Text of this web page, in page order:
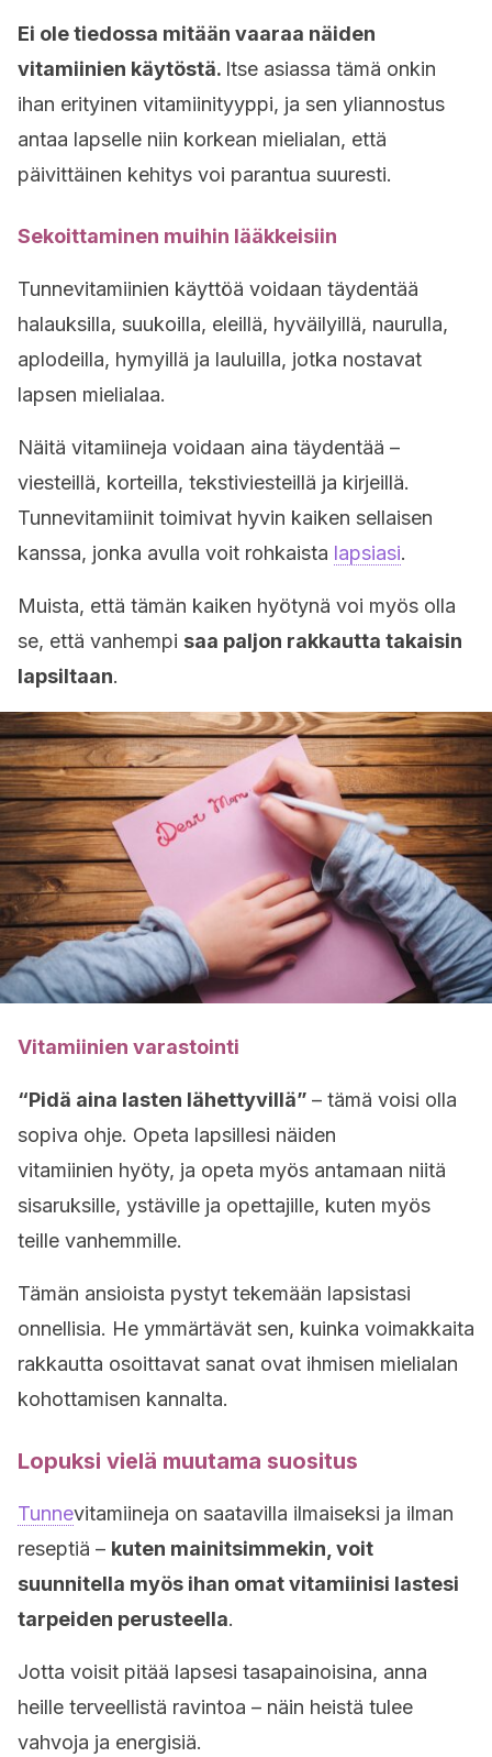
Ei ole tiedossa mitään vaaraa näiden
vitamiinien käytöstä. Itse asiassa tämä onkin
ihan erityinen vitamiinityyppi, ja sen yliannostus
antaa lapselle niin korkean mielialan, että
päivittäinen kehitys voi parantua suuresti.
Sekoittaminen muihin lääkkeisiin
Tunnevitamiinien käyttöä voidaan täydentää
halauksilla, suukoilla, eleillä, hyväilyillä, naurulla,
aplodeilla, hymyillä ja lauluilla, jotka nostavat
lapsen mielialaa.
Näitä vitamiineja voidaan aina täydentää –
viesteillä, korteilla, tekstiviesteillä ja kirjeillä.
Tunnevitamiinit toimivat hyvin kaiken sellaisen
kanssa, jonka avulla voit rohkaista lapsiasi.
Muista, että tämän kaiken hyötynä voi myös olla
se, että vanhempi saa paljon rakkautta takaisin
lapsiltaan.
Vitamiinien varastointi
“Pidä aina lasten lähettyvillä” – tämä voisi olla
sopiva ohje. Opeta lapsillesi näiden
vitamiinien hyöty, ja opeta myös antamaan niitä
sisaruksille, ystäville ja opettajille, kuten myös
teille vanhemmille.
Tämän ansioista pystyt tekemään lapsistasi
onnellisia. He ymmärtävät sen, kuinka voimakkaita
rakkautta osoittavat sanat ovat ihmisen mielialan
kohottamisen kannalta.
Lopuksi vielä muutama suositus
Tunnevitamiineja on saatavilla ilmaiseksi ja ilman
reseptiä – kuten mainitsimmekin, voit
suunnitella myös ihan omat vitamiinisi lastesi
tarpeiden perusteella.
Jotta voisit pitää lapsesi tasapainoisina, anna
heille terveellistä ravintoa – näin heistä tulee
vahvoja ja energisiä.